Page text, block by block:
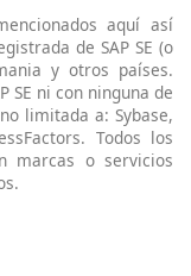
aquí así
de SAP SE (o
y otros países.
SE ni con ninguna de
limitada a: Sybase,
Todos los
marcas o servicios